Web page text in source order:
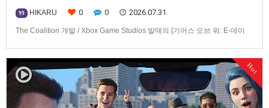
99 HIKARU 0 0 2026.07.31
The Coalition 개발 / Xbox Game Studios 발매의 [기어스 오브 워: E-데이
Hot